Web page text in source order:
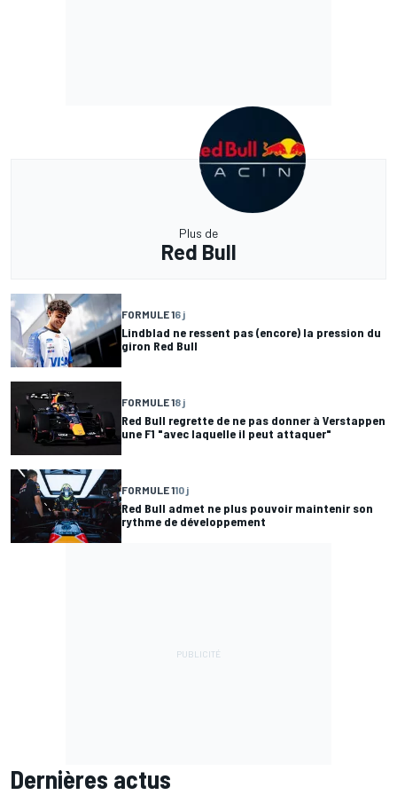
Plus de
Red Bull
FORMULE 16 j
Lindblad ne ressent pas (encore) la pression du
giron Red Bull
FORMULE 18 j
Red Bull regrette de ne pas donner à Verstappen
une F1 "avec laquelle il peut attaquer"
FORMULE 110 j
Red Bull admet ne plus pouvoir maintenir son
rythme de développement
Dernières actus